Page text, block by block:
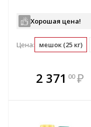
Хорошая цена!
Цена: мешок (25 кг)
2 371 00 ₽
В
всегда